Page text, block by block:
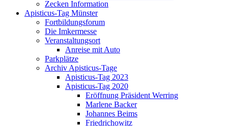
Zecken Information
Apisticus-Tag Münster
Fortbildungsforum
Die Imkermesse
Veranstaltungsort
Anreise mit Auto
Parkplätze
Archiv Apisticus-Tage
Apisticus-Tag 2023
Apisticus-Tag 2020
Eröffnung Präsident Werring
Marlene Backer
Johannes Beims
Friedrichowitz